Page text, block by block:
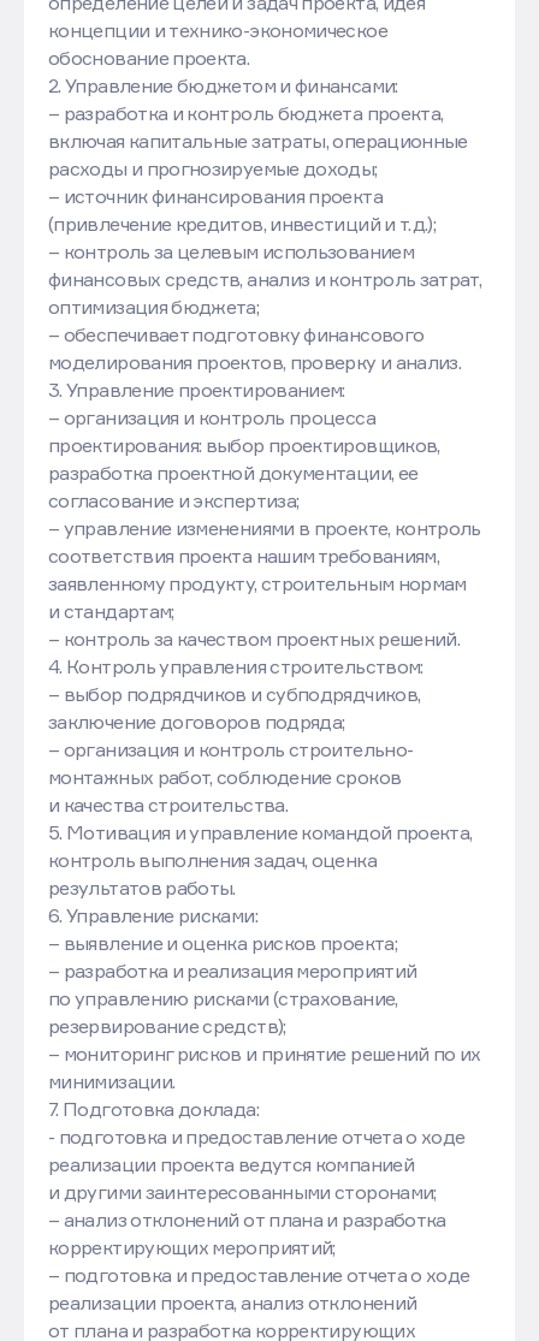
концепции и технико-экономическое
обоснование проекта.
2. Управление бюджетом и финансами:
– разработка и контроль бюджета проекта,
включая капитальные затраты, операционные
расходы и прогнозируемые доходы;
– источник финансирования проекта
(привлечение кредитов, инвестиций и т.д.);
– контроль за целевым использованием
финансовых средств, анализ и контроль затрат,
оптимизация бюджета;
– обеспечивает подготовку финансового
моделирования проектов, проверку и анализ.
3. Управление проектированием:
– организация и контроль процесса
проектирования: выбор проектировщиков,
разработка проектной документации, ее
согласование и экспертиза;
– управление изменениями в проекте, контроль
соответствия проекта нашим требованиям,
заявленному продукту, строительным нормам
и стандартам;
– контроль за качеством проектных решений.
4. Контроль управления строительством:
– выбор подрядчиков и субподрядчиков,
заключение договоров подряда;
– организация и контроль строительно-
монтажных работ, соблюдение сроков
и качества строительства.
5. Мотивация и управление командой проекта,
контроль выполнения задач, оценка
результатов работы.
6. Управление рисками:
– выявление и оценка рисков проекта;
– разработка и реализация мероприятий
по управлению рисками (страхование,
резервирование средств);
– мониторинг рисков и принятие решений по их
минимизации.
7. Подготовка доклада:
- подготовка и предоставление отчета о ходе
реализации проекта ведутся компанией
и другими заинтересованными сторонами;
– анализ отклонений от плана и разработка
корректирующих мероприятий;
– подготовка и предоставление отчета о ходе
реализации проекта, анализ отклонений
от плана и разработка корректирующих